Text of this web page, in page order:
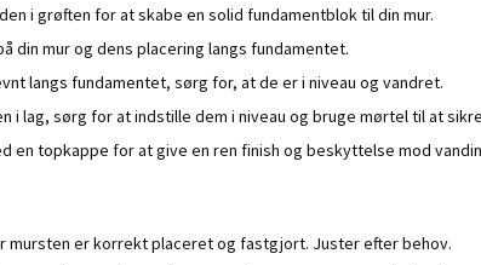
i grøften for at skabe en solid fundamentblok til din mur.
din mur og dens placering langs fundamentet.
langs fundamentet, sørg for, at de er i niveau og vandret.
lag, sørg for at indstille dem i niveau og bruge mørtel til at
en topkappe for at give en ren finish og beskyttelse mod
mursten er korrekt placeret og fastgjort. Juster efter behov.